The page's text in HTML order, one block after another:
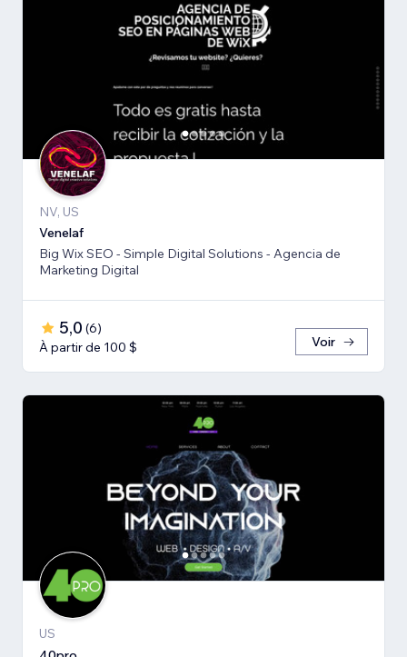
NV, US
Venelaf
Big Wix SEO - Simple Digital Solutions - Agencia de
Marketing Digital
5,0 (6)
À partir de 100 $
Voir
US